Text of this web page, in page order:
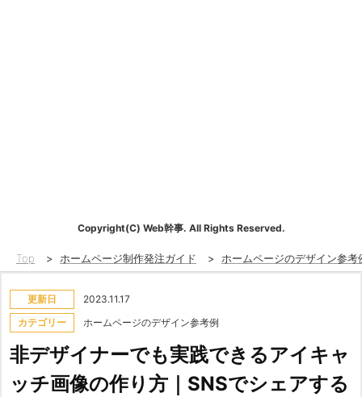
Copyright(C) Web幹事. All Rights Reserved.
Top > ホームページ制作発注ガイド > ホームページのデザイン参考
更新日
2023.11.17
カテゴリー
ホームページのデザイン参考例
非デザイナーでも実践できるアイキャ
ッチ画像の作り方｜SNSでシェアする